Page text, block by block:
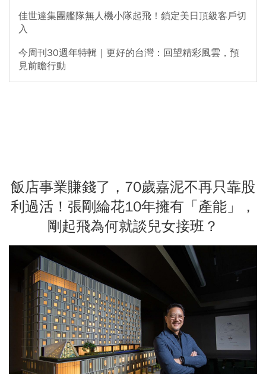
佳世達集團艦隊無人機小隊起飛！鎖定美日頂級客戶切
入
今周刊30週年特輯｜更好的台灣：回望精彩風雲，預
見前瞻行動
飯店事業賺錢了，70歲嘉泥不再只靠股
利過活！張剛綸花10年擁有「產能」，
剛起飛為何就談兒女接班？